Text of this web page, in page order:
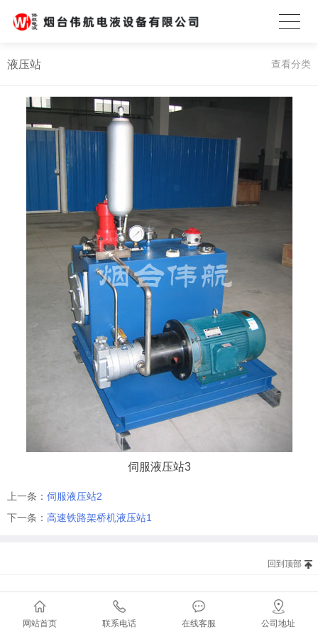
液压站 查看分类
伺服液压站3
上一条： 伺服液压站2
下一条： 高速铁路架桥机液压站1
网站首页 联系电话 在线客服 公司地址
回到顶部